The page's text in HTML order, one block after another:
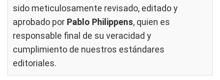
sido meticulosamente revisado, editado y
aprobado por Pablo Philippens, quien es
responsable final de su veracidad y
cumplimiento de nuestros estándares
editoriales.